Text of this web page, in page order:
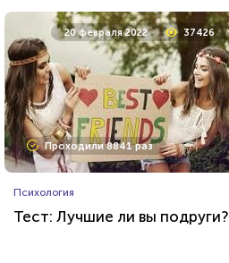
20 февраля 2022 37426
Проходили 8841 раз
Психология
Тест: Лучшие ли вы подруги?